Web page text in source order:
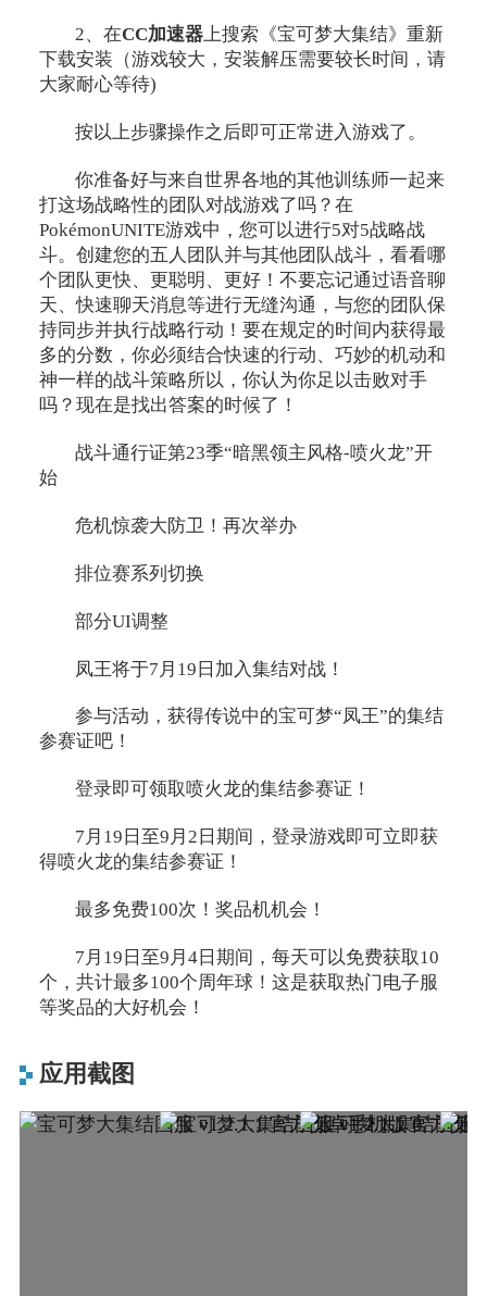
2、在CC加速器上搜索《宝可梦大集结》重新
下载安装（游戏较大，安装解压需要较长时间，请
大家耐心等待)
按以上步骤操作之后即可正常进入游戏了。
你准备好与来自世界各地的其他训练师一起来
打这场战略性的团队对战游戏了吗？在
PokémonUNITE游戏中，您可以进行5对5战略战
斗。创建您的五人团队并与其他团队战斗，看看哪
个团队更快、更聪明、更好！不要忘记通过语音聊
天、快速聊天消息等进行无缝沟通，与您的团队保
持同步并执行战略行动！要在规定的时间内获得最
多的分数，你必须结合快速的行动、巧妙的机动和
神一样的战斗策略所以，你认为你足以击败对手
吗？现在是找出答案的时候了！
战斗通行证第23季“暗黑领主风格-喷火龙”开
始
危机惊袭大防卫！再次举办
排位赛系列切换
部分UI调整
凤王将于7月19日加入集结对战！
参与活动，获得传说中的宝可梦“凤王”的集结
参赛证吧！
登录即可领取喷火龙的集结参赛证！
7月19日至9月2日期间，登录游戏即可立即获
得喷火龙的集结参赛证！
最多免费100次！奖品机机会！
7月19日至9月4日期间，每天可以免费获取10
个，共计最多100个周年球！这是获取热门电子服
等奖品的大好机会！
应用截图